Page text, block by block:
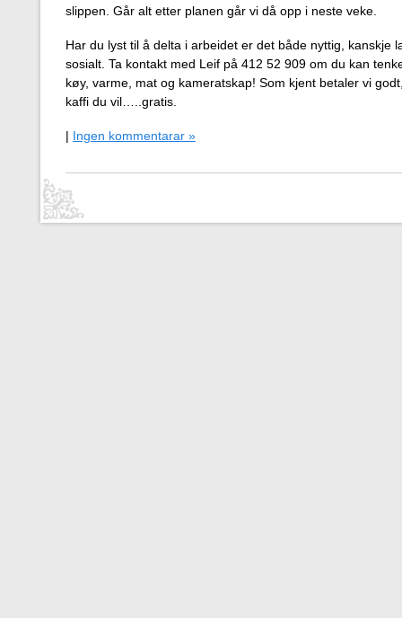
slippen. Går alt etter planen går vi då opp i neste veke.
Har du lyst til å delta i arbeidet er det både nyttig, kanskje
sosialt. Ta kontakt med Leif på 412 52 909 om du kan
køy, varme, mat og kameratskap! Som kjent betaler vi
kaffi du vil…..gratis.
| Ingen kommentarar »